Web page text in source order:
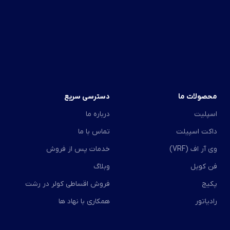
محصولات ما
اسپلیت
داکت اسپیلت
وی آر اف (VRF)
فن کویل
پکیج
رادیاتور
دسترسی سریع
درباره ما
تماس با ما
خدمات پس از فروش
وبلاگ
فروش اقساطی کولر در رشت
همکاری با نهاد ها